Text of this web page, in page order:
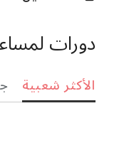
دورات
الأكثر شعبية